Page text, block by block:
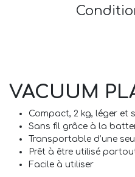
VACUUM
Compact, 2 kg, léger et
Sans fil grâce à la
Transportable d’une
Prêt à être utilisé
Facile à utiliser